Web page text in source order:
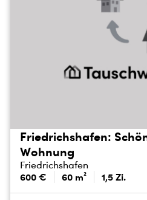
Friedrichshafen:
Wohnung
Friedrichshafen
600 € 60 m² 1,5 Zi.